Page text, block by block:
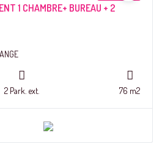
1 CHAMBRE+ BUREAU + 2
2 Park. ext. 76 m2